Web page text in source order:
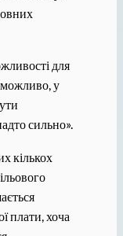
для
у
сильно».
кількох
плати, хоча